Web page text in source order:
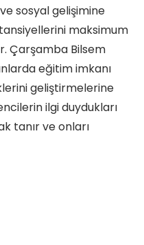
sosyal gelişimine
maksimum
Çarşamba Bilsem
eğitim imkanı
geliştirmelerine
ilgi duydukları
tanır ve onları